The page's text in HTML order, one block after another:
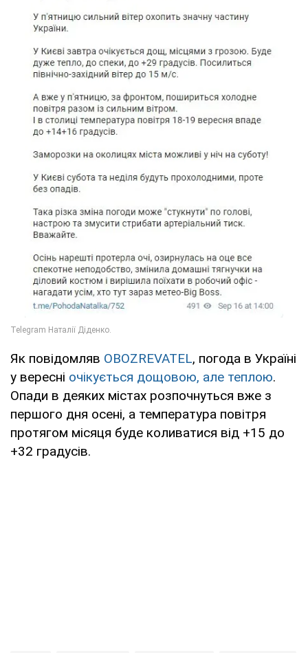
Як повідомляв OBOZREVATEL, погода в Україні
у вересні очікується дощовою, але теплою.
Опади в деяких містах розпочнуться вже з
першого дня осені, а температура повітря
протягом місяця буде коливатися від +15 до
+32 градусів.